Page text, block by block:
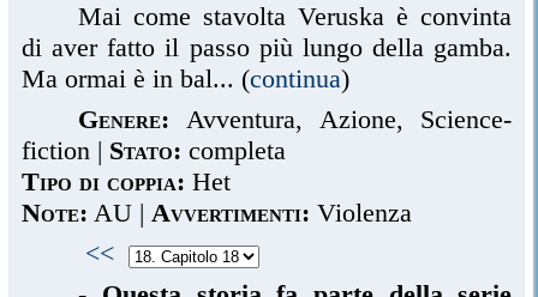
Mai come stavolta Veruska è convinta
di aver fatto il passo più lungo della gamba.
Ma ormai è in bal... (continua)
Genere: Avventura, Azione, Science-
fiction | Stato: completa
Tipo di coppia: Het
Note: AU | Avvertimenti: Violenza
<<